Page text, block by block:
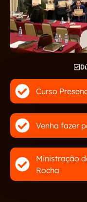
Curso
Venha fazer
Ministração
Rocha